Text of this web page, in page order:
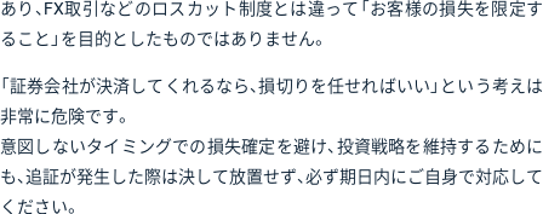
あり、FX取引などのロスカット制度とは違って「お客様の損失を限定す
ること」を目的としたものではありません。
「証券会社が決済してくれるなら、損切りを任せればいい」という考えは
非常に危険です。
意図しないタイミングでの損失確定を避け、投資戦略を維持するために
も、追証が発生した際は決して放置せず、必ず期日内にご自身で対応して
ください。